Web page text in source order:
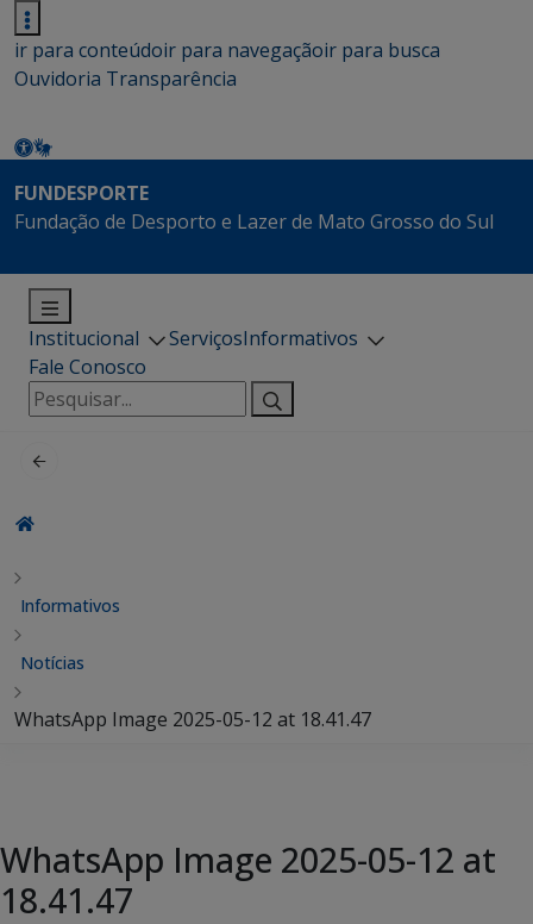
ir para conteúdoir para navegaçãoir para busca
Ouvidoria Transparência
FUNDESPORTE
Fundação de Desporto e Lazer de Mato Grosso do Sul
Institucional ServiçosInformativos
Fale Conosco
Pesquisar
por:
Informativos
Notícias
WhatsApp Image 2025-05-12 at 18.41.47
WhatsApp Image 2025-05-12 at
18.41.47